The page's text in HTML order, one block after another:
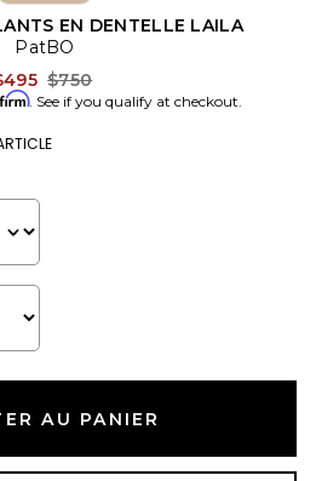
EN DENTELLE LAILA
PatBO
Previous price:
$750
. See if you qualify at checkout.
AU PANIER